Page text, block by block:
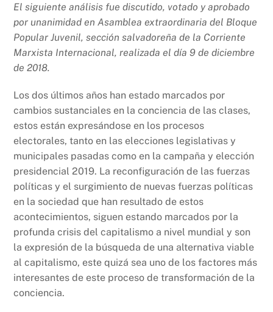
c
e
b
o
o
k
at
s
A
p
nt p
y
Li
k
El siguiente análisis fue discutido, votado y aprobado
por unanimidad en Asamblea extraordinaria del Bloque
Popular Juvenil, sección salvadoreña de la Corriente
Marxista Internacional, realizada el día 9 de diciembre
de 2018.
Los dos últimos años han estado marcados por
cambios sustanciales en la conciencia de las clases,
estos están expresándose en los procesos
electorales, tanto en las elecciones legislativas y
municipales pasadas como en la campaña y elección
presidencial 2019. La reconfiguración de las fuerzas
políticas y el surgimiento de nuevas fuerzas políticas
en la sociedad que han resultado de estos
acontecimientos, siguen estando marcados por la
profunda crisis del capitalismo a nivel mundial y son
la expresión de la búsqueda de una alternativa viable
al capitalismo, este quizá sea uno de los factores más
interesantes de este proceso de transformación de la
conciencia.